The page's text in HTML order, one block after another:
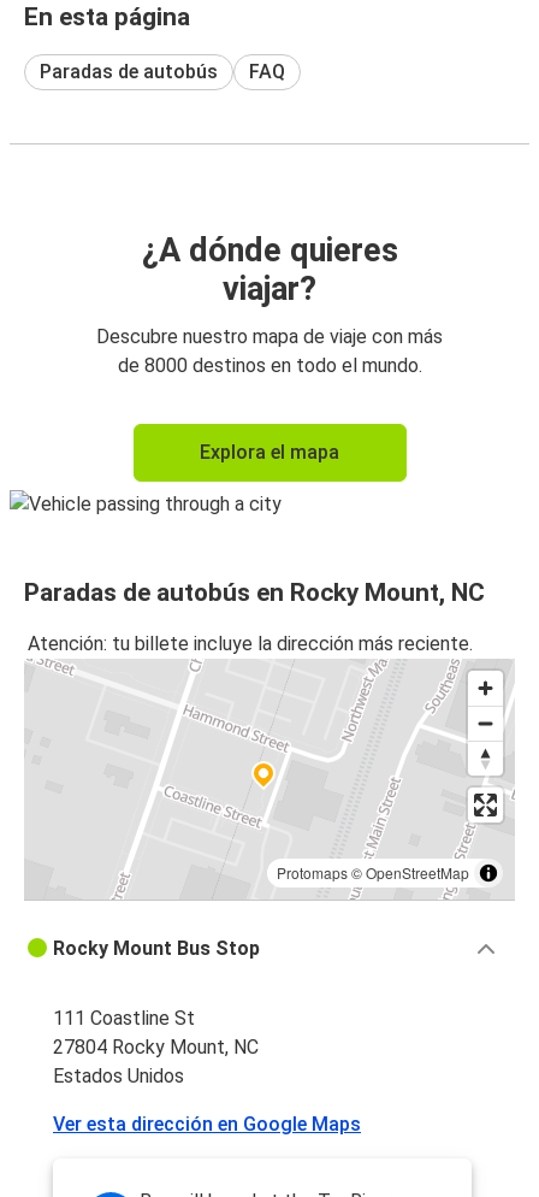
En esta página
Paradas de autobús FAQ
¿A dónde quieres
viajar?
Descubre nuestro mapa de viaje con más
de 8000 destinos en todo el mundo.
Explora el mapa
Paradas de autobús en Rocky Mount, NC
Atención: tu billete incluye la dirección más reciente.
Protomaps©OpenStreetMap
Rocky Mount Bus Stop
111 Coastline St
27804 Rocky Mount, NC
Estados Unidos
Ver esta dirección en Google Maps